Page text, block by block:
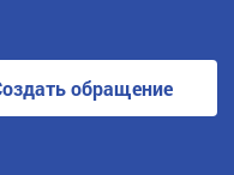
обращение